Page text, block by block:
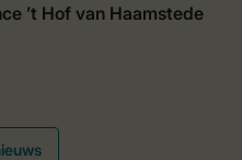
’t Hof van Haamstede